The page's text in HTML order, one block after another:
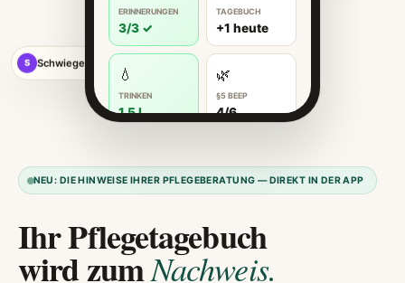
NEU: DIE HINWEISE IHRER PFLEGEBERATUNG — DIREKT IN DER APP
Ihr Pflegetagebuch
wird zumNachweis.
ERINNERUNGEN
3/3 ✓
TAGEBUCH
+1 heute
💧
TRINKEN
1,5 L
🌿
§5 BEEP
4/6
S Schwiegermutter